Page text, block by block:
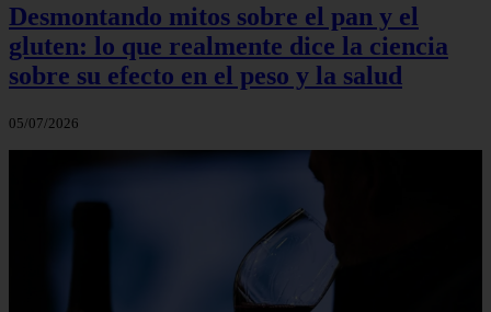
Desmontando mitos sobre el pan y el
gluten: lo que realmente dice la ciencia
sobre su efecto en el peso y la salud
05/07/2026